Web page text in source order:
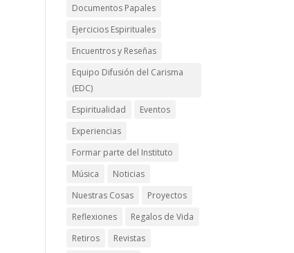
Documentos Papales
Ejercicios Espirituales
Encuentros y Reseñas
Equipo Difusión del Carisma
(EDC)
Espiritualidad
Eventos
Experiencias
Formar parte del Instituto
Música
Noticias
Nuestras Cosas
Proyectos
Reflexiones
Regalos de Vida
Retiros
Revistas